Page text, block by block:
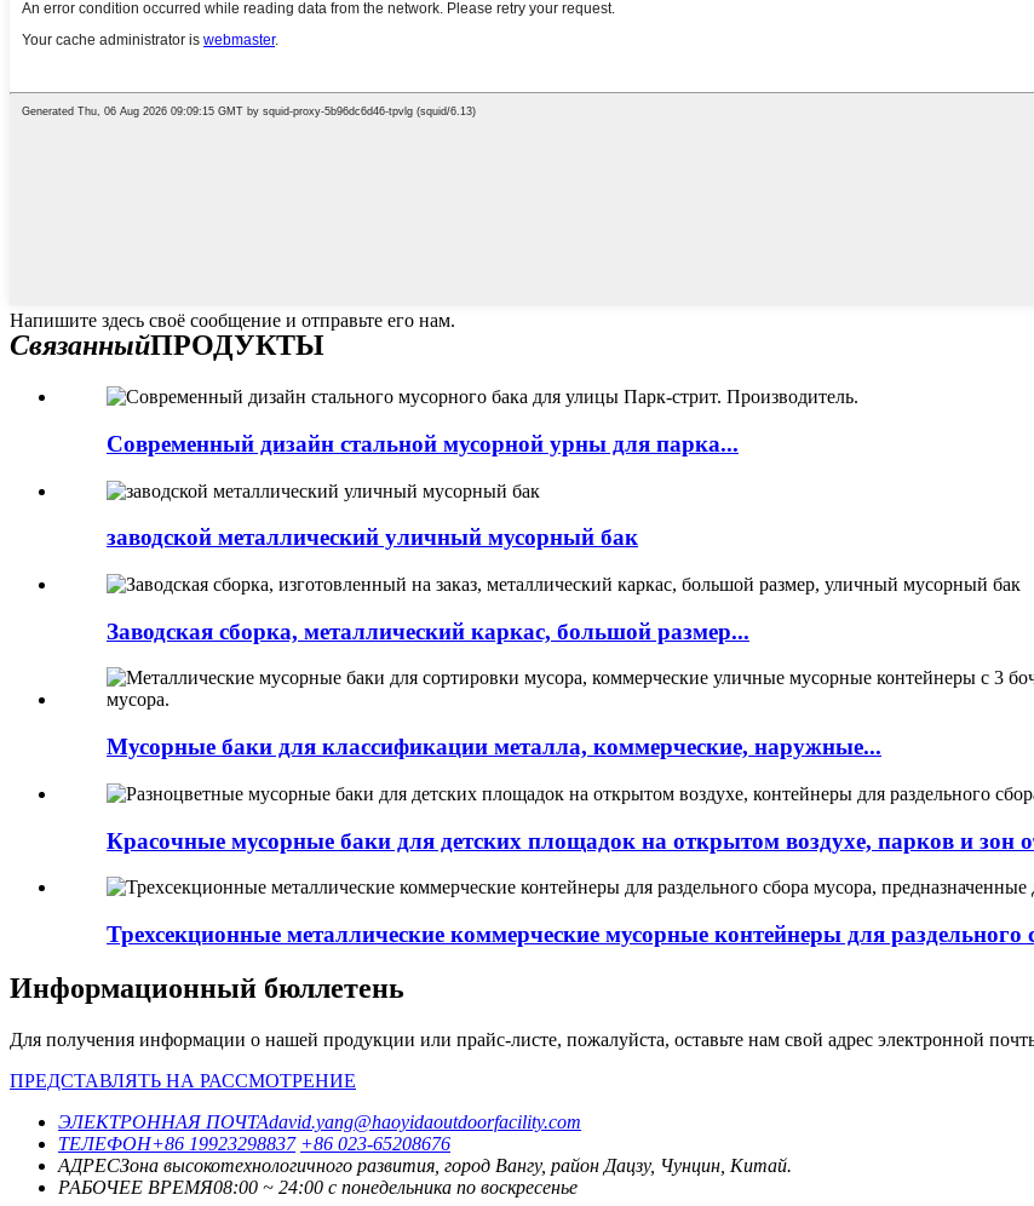
Напишите здесь своё сообщение и отправьте его нам.
СвязанныйПРОДУКТЫ
Современный дизайн стальной мусорной урны для парка...
заводской металлический уличный мусорный бак
Заводская сборка, металлический каркас, большой размер...
Мусорные баки для классификации металла, коммерческие, наружные...
Красочные мусорные баки для детских площадок на открытом воздухе, парков и зон
Трехсекционные металлические коммерческие мусорные контейнеры для раздельного
Информационный бюллетень
Для получения информации о нашей продукции или прайс-листе, пожалуйста, оставьте нам свой адрес электронной
ПРЕДСТАВЛЯТЬ НА РАССМОТРЕНИЕ
ЭЛЕКТРОННАЯ ПОЧТАdavid.yang@haoyidaoutdoorfacility.com
ТЕЛЕФОН+86 19923298837 +86 023-65208676
АДРЕСЗона высокотехнологичного развития, город Вангу, район Дацзу, Чунцин, Китай.
РАБОЧЕЕ ВРЕМЯ08:00 ~ 24:00 с понедельника по воскресенье